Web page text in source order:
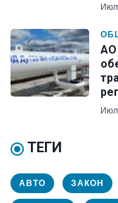
АО
ТЕГИ
АВТО ЗАКОН